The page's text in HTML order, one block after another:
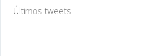
Últimos tweets